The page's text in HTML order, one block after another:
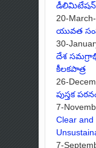
డీలిమిటేషన్:
20-
యువత
30-
దేశ
కీలకపాత్ర
26-
పుస్తక
7-
Clear and
7-